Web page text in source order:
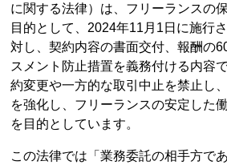
に関する法律）は、フリーランスの
目的として、2024年11月1日に施行
対し、契約内容の書面交付、報酬の
スメント防止措置を義務付ける内容
約変更や一方的な取引中止を禁止し
を強化し、フリーランスの安定した
を目的としています。
この法律では「業務委託の相手方で